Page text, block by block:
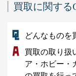
買取に関する
どんなものを
買取の取り扱
ア・ホビー・